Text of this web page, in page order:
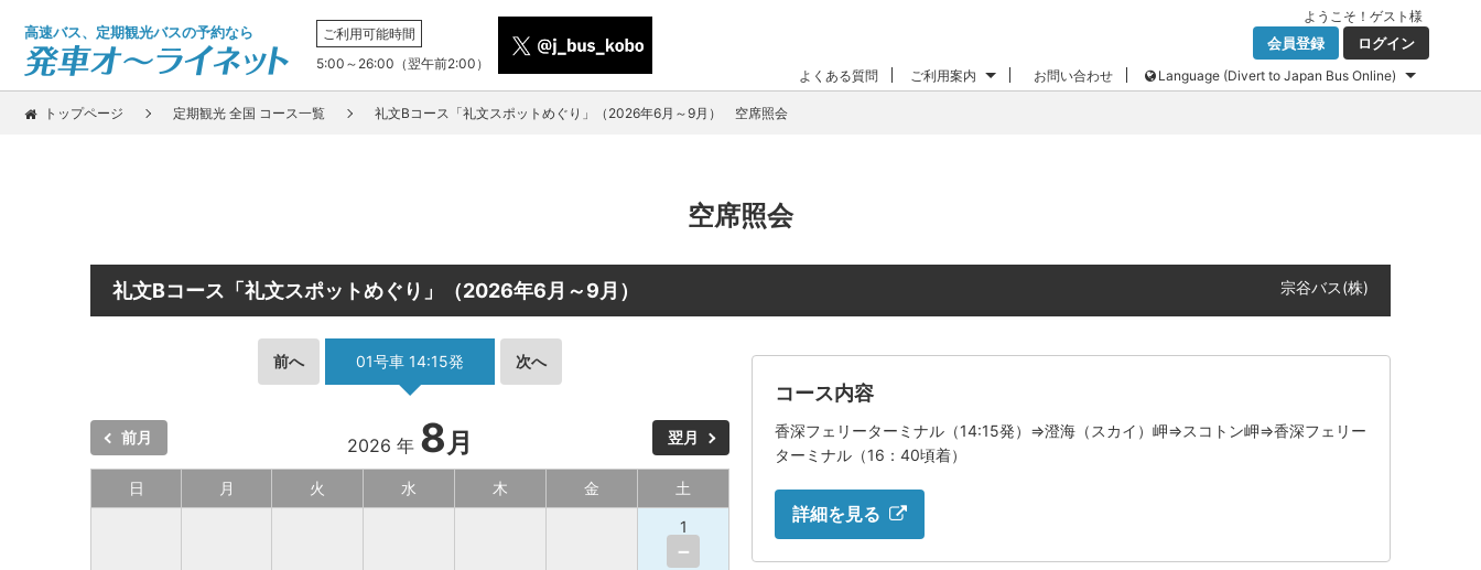
高速バス、定期観光バスの予約なら
ご利用可能時間
5:00～26:00（翌午前2:00）
ようこそ！ ゲスト 様
会員登録 ログイン
よくある質問 ご利用案内 お問い合わせ Language (Divert to Japan Bus Online)
トップページ 定期観光 全国 コース一覧 礼文Bコース「礼文スポットめぐり」（2026年6月～9月） 空席照会
空席照会
礼文Bコース「礼文スポットめぐり」（2026年6月～9月） 宗谷バス(株)
前へ 01号車 14:15発 次へ
前月 2026 年 8月 翌月
日 月 火 水 木 金 土
1
－
コース内容
香深フェリーターミナル（14:15発）⇒澄海（スカイ）岬⇒スコトン岬⇒香深フェリー
ターミナル（16：40頃着）
詳細を見る